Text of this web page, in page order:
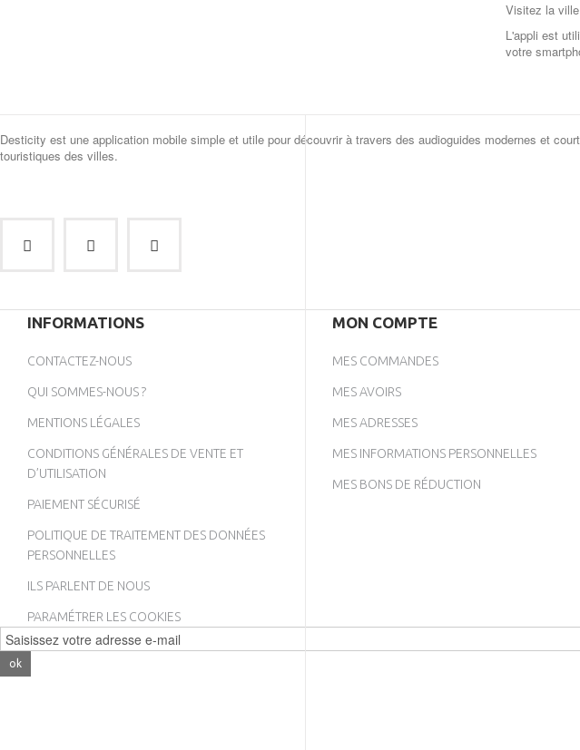
Visitez la
L'appli est
votre
Desticity est une application mobile simple et utile pour découvrir à travers des audioguides modernes et
touristiques des villes.
INFORMATIONS
CONTACTEZ-NOUS
QUI SOMMES-NOUS ?
MENTIONS LÉGALES
CONDITIONS GÉNÉRALES DE VENTE ET
D’UTILISATION
PAIEMENT SÉCURISÉ
POLITIQUE DE TRAITEMENT DES DONNÉES
PERSONNELLES
ILS PARLENT DE NOUS
PARAMÉTRER LES COOKIES
MON COMPTE
MES COMMANDES
MES AVOIRS
MES ADRESSES
MES INFORMATIONS PERSONNELLES
MES BONS DE RÉDUCTION
ok